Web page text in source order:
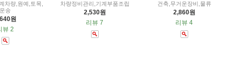
차량,원예,토목,
운송
원
뷰 2
차량정비관리,기계부품조립
2,530원
리뷰 7
건축,무거운장비,물류
2,860원
리뷰 4